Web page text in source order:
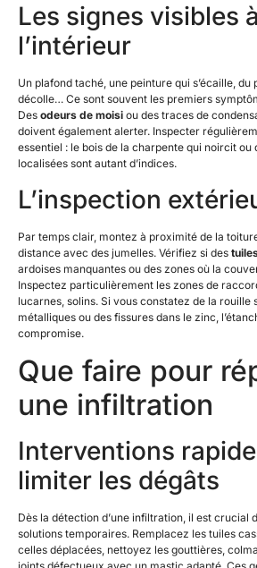
Les signes visibles à
l’intérieur
Un plafond taché, une peinture qui s’écaille, du
décolle… Ce sont souvent les premiers
Des odeurs de moisi ou des traces de
doivent également alerter. Inspecter
essentiel : le bois de la charpente qui noircit ou
localisées sont autant d’indices.
L’inspection
Par temps clair, montez à proximité de la
distance avec des jumelles. Vérifiez si des
ardoises manquantes ou des zones où la
Inspectez particulièrement les zones de
lucarnes, solins. Si vous constatez de la rouille
métalliques ou des fissures dans le zinc,
compromise.
Que faire pour
une infiltration
Interventions
limiter les dégâts
Dès la détection d’une infiltration, il est crucial
solutions temporaires. Remplacez les tuiles
celles déplacées, nettoyez les gouttières,